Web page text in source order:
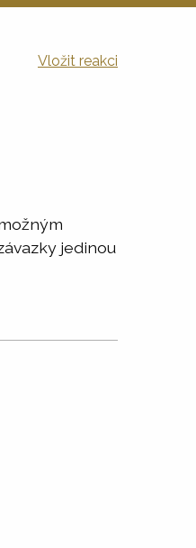
Vložit reakci
jedinou